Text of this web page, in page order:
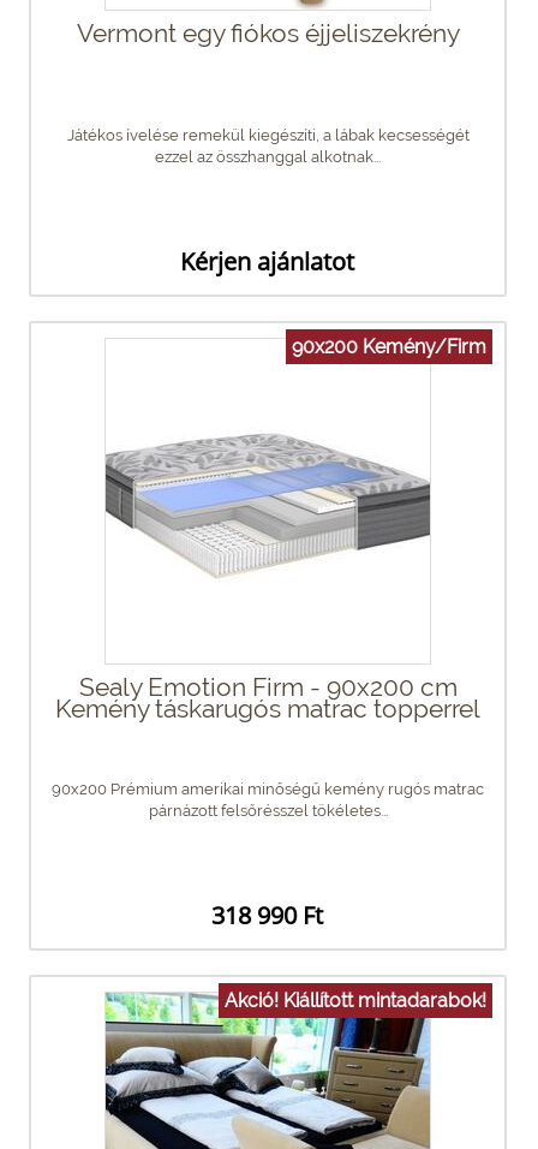
Vermont egy fiókos éjjeliszekrény
Játékos ívelése remekül kiegészíti, a lábak kecsességét
ezzel az összhanggal alkotnak...
Kérjen ajánlatot
90x200 Kemény/Firm
Sealy Emotion Firm - 90x200 cm
Kemény táskarugós matrac topperrel
90x200 Prémium amerikai minőségű kemény rugós matrac
párnázott felsőrésszel tökéletes...
318 990 Ft
Akció! Kiállított mintadarabok!